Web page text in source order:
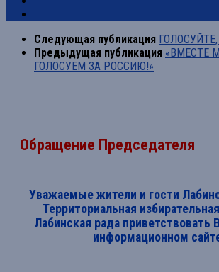
Следующая публикация
Предыдущая публикация «ВМЕСТЕ
ГОЛОСУЕМ ЗА РОССИЮ!»
Обращение Председателя
Уважаемые жители и гости
Территориальная
Лабинская рада приветствовать
информационном